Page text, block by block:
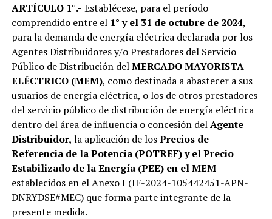
ARTÍCULO 1°.- Establécese, para el período
comprendido entre el 1° y el 31 de octubre de 2024,
para la demanda de energía eléctrica declarada por los
Agentes Distribuidores y/o Prestadores del Servicio
Público de Distribución delMERCADO MAYORISTA
ELÉCTRICO (MEM), como destinada a abastecer a sus
usuarios de energía eléctrica, o los de otros prestadores
del servicio público de distribución de energía eléctrica
dentro del área de influencia o concesión delAgente
Distribuidor, la aplicación de losPrecios de
Referencia de la Potencia (POTREF) y el Precio
Estabilizado de la Energía (PEE) en el MEM
establecidos en el Anexo I (IF-2024-105442451-APN-
DNRYDSE#MEC) que forma parte integrante de la
presente medida.